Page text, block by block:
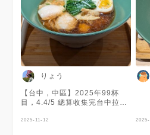
りょう
【台中，中區】2025年99杯
目，4.4/5 總算收集完台中拉麵
店、有囍系列店以及七面鳥系列
2025-11-12